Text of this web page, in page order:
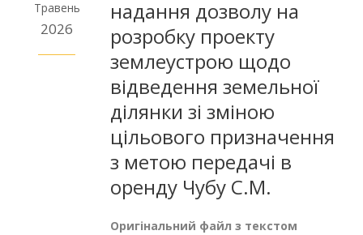
Травень
2026
надання дозволу на
розробку проекту
землеустрою щодо
відведення земельної
ділянки зі зміною
цільового призначення
з метою передачі в
оренду Чубу С.М.
Оригінальний файл з текстом